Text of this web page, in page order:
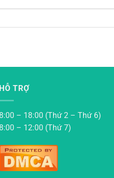
HỖ TRỢ
8:00 – 18:00 (Thứ 2 – Thứ 6)
8:00 – 12:00 (Thứ 7)